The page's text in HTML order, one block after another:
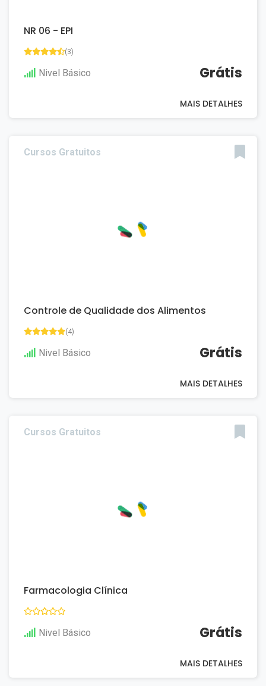
NR 06 - EPI
(3)
Nivel Básico Grátis
MAIS DETALHES
Cursos Gratuitos
Controle de Qualidade dos Alimentos
(4)
Nivel Básico Grátis
MAIS DETALHES
Cursos Gratuitos
Farmacologia Clínica
Nivel Básico Grátis
MAIS DETALHES